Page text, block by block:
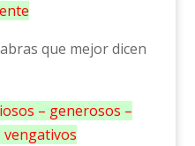
que mejor dicen
– generosos –